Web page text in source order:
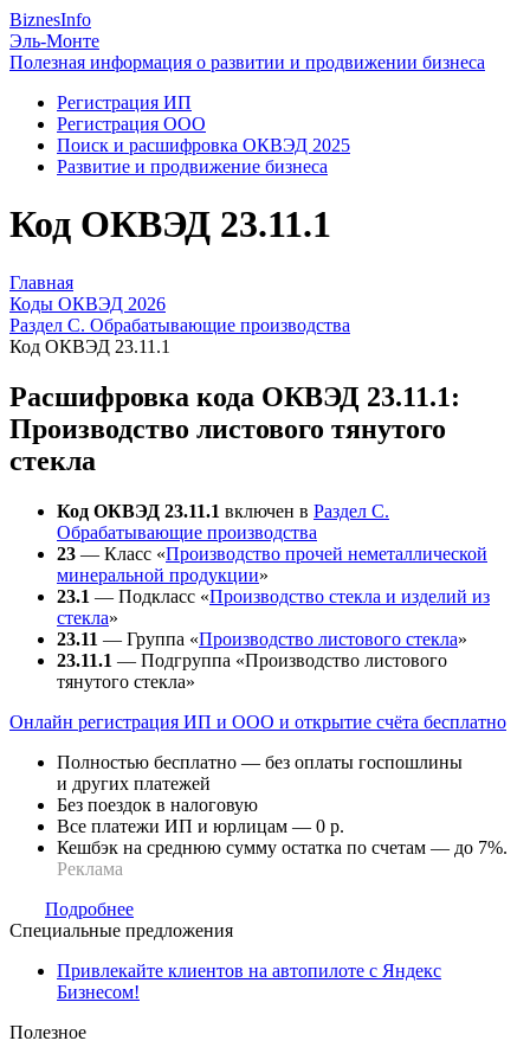
BiznesInfo
Эль-Монте
Полезная информация о развитии и продвижении бизнеса
Регистрация ИП
Регистрация ООО
Поиск и расшифровка ОКВЭД 2025
Развитие и продвижение бизнеса
Код ОКВЭД 23.11.1
Главная
Коды ОКВЭД 2026
Раздел C. Обрабатывающие производства
Код ОКВЭД 23.11.1
Расшифровка кода ОКВЭД 23.11.1:
Производство листового тянутого
стекла
Код ОКВЭД 23.11.1 включен в Раздел C.
Обрабатывающие производства
23 — Класс «Производство прочей неметаллической
минеральной продукции»
23.1 — Подкласс «Производство стекла и изделий из
стекла»
23.11 — Группа «Производство листового стекла»
23.11.1 — Подгруппа «Производство листового
тянутого стекла»
Онлайн регистрация ИП и ООО и открытие счёта бесплатно
Полностью бесплатно — без оплаты госпошлины
и других платежей
Без поездок в налоговую
Все платежи ИП и юрлицам — 0 р.
Кешбэк на среднюю сумму остатка по счетам — до 7%.
Реклама
Подробнее
Специальные предложения
Привлекайте клиентов на автопилоте с Яндекс
Бизнесом!
Полезное